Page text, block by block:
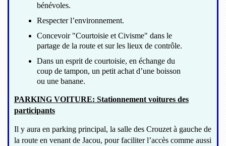
bénévoles.
Respecter l’environnement.
Concevoir "Courtoisie et Civisme" dans le
partage de la route et sur les lieux de contrôle.
Dans un esprit de courtoisie, en échange du
coup de tampon, un petit achat d’une boisson
ou une banane.
PARKING VOITURE: Stationnement voitures des
participants
Il y aura en parking principal, la salle des Crouzet à gauche de
la route en venant de Jacou, pour faciliter l’accès comme aussi